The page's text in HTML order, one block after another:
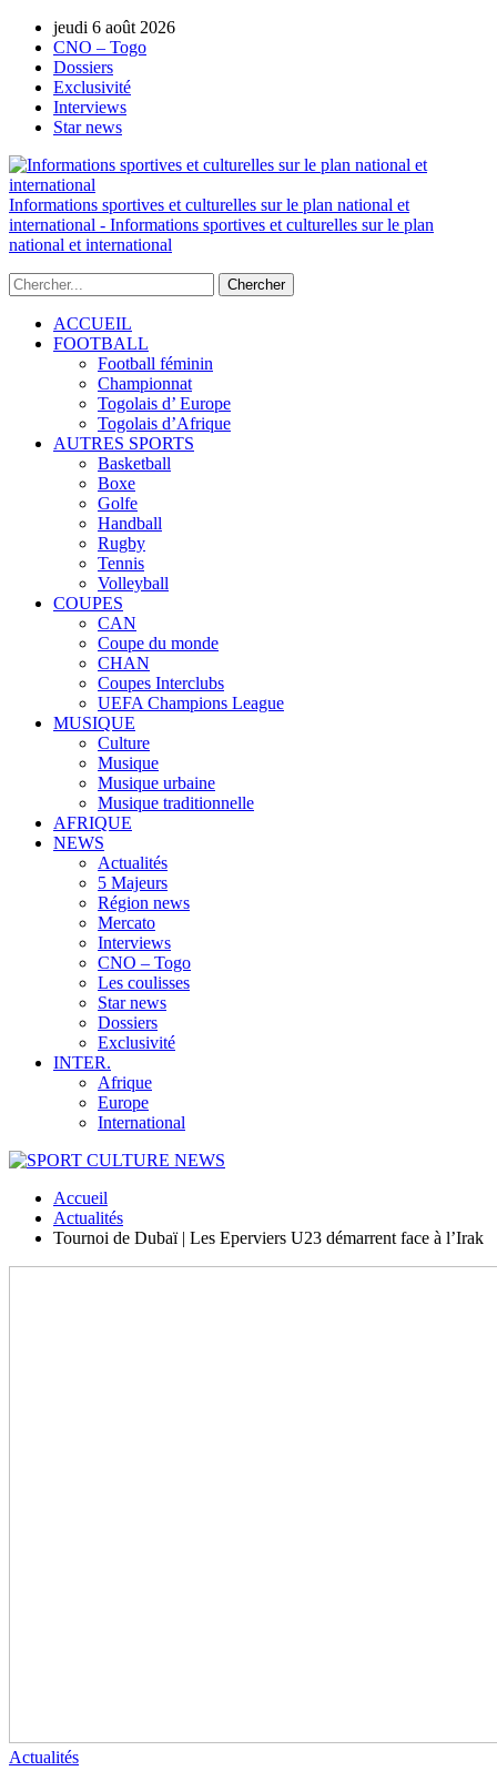
jeudi 6 août 2026
CNO – Togo
Dossiers
Exclusivité
Interviews
Star news
Informations sportives et culturelles sur le plan national et
international - Informations sportives et culturelles sur le plan
national et international
ACCUEIL
FOOTBALL
Football féminin
Championnat
Togolais d’ Europe
Togolais d’Afrique
AUTRES SPORTS
Basketball
Boxe
Golfe
Handball
Rugby
Tennis
Volleyball
COUPES
CAN
Coupe du monde
CHAN
Coupes Interclubs
UEFA Champions League
MUSIQUE
Culture
Musique
Musique urbaine
Musique traditionnelle
AFRIQUE
NEWS
Actualités
5 Majeurs
Région news
Mercato
Interviews
CNO – Togo
Les coulisses
Star news
Dossiers
Exclusivité
INTER.
Afrique
Europe
International
Accueil
Actualités
Tournoi de Dubaï | Les Eperviers U23 démarrent face à l’Irak
Actualités
AUTORISATION DE LA HAAC N°0134/